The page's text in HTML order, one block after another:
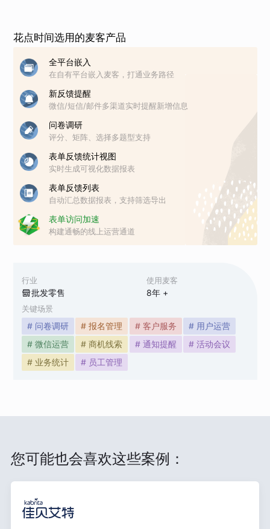
行业
批发零售
使用麦客
8年 +
关键场景
# 问卷调研 # 报名管理 # 客户服务
# 用户运营
# 微信运营
# 商机线索 # 通知提醒
# 活动会议
# 业务统计
# 员工管理
花点时间选用的麦客产品
全平台嵌入
在自有平台嵌入麦客，打通业务路径
新反馈提醒
微信/短信/邮件多渠道实时提醒新增信息
问卷调研
评分、矩阵、选择多题型支持
表单反馈统计视图
实时生成可视化数据报表
表单反馈列表
自动汇总数据报表，支持筛选导出
表单访问加速
构建通畅的线上运营通道
您可能也会喜欢这些案例：